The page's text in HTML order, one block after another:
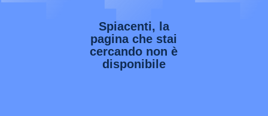
Spiacenti, la
pagina che stai
cercando non è
disponibile